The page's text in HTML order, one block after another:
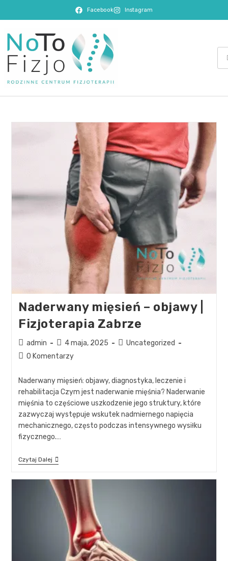
Facebook Instagram
Naderwany mięsień – objawy |
Fizjoterapia Zabrze
admin 4 maja, 2025
Uncategorized
0 Komentarzy
Naderwany mięsień: objawy, diagnostyka, leczenie i
rehabilitacja Czym jest naderwanie mięśnia? Naderwanie
mięśnia to częściowe uszkodzenie jego struktury, które
zazwyczaj występuje wskutek nadmiernego napięcia
mechanicznego, często podczas intensywnego wysiłku
fizycznego.…
Czytaj Dalej